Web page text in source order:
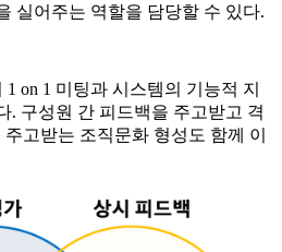
실어주는 역할을 담당할 수 있다.
on 1 미팅과 시스템의 기능적 지
. 구성원 간 피드백을 주고받고 격
고받는 조직문화 형성도 함께 이